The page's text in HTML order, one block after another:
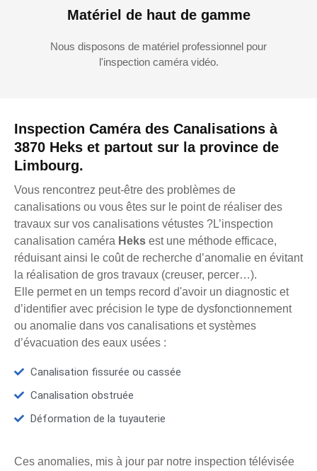
Inspection Caméra des Canalisations à
3870 Heks et partout sur la province de
Limbourg.
Vous rencontrez peut-être des problèmes de
canalisations ou vous êtes sur le point de réaliser des
travaux sur vos canalisations vétustes ?L’inspection
canalisation caméra Heks est une méthode efficace,
réduisant ainsi le coût de recherche d’anomalie en évitant
la réalisation de gros travaux (creuser, percer…).
Elle permet en un temps record d'avoir un diagnostic et
d’identifier avec précision le type de dysfonctionnement
ou anomalie dans vos canalisations et systèmes
d’évacuation des eaux usées :
Canalisation fissurée ou cassée
Canalisation obstruée
Déformation de la tuyauterie
Ces anomalies, mis à jour par notre inspection télévisée
Matériel de haut de gamme
Nous disposons de matériel professionnel pour
l'inspection caméra vidéo.